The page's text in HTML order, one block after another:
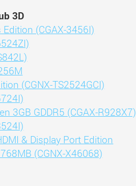
3D
(CGAX-3456I)
(CGNX-TS2524GCI)
3GB GDDR5 (CGAX-R928X7)
& Display Port Edition
(CGNX-X46068)